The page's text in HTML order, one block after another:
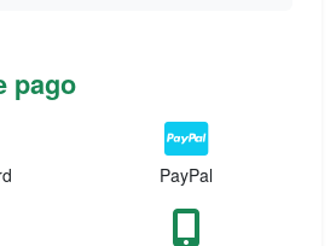
pago
PayPal